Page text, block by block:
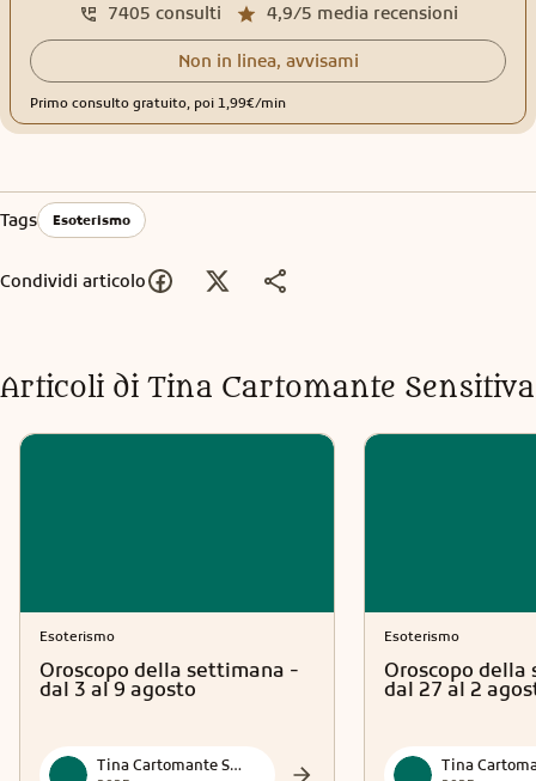
4,9/5 media recensioni
7405 consulti
Non in linea, avvisami
Primo consulto gratuito, poi 1,99€/min
Tags Esoterismo
Condividi articolo
Articoli di Tina Cartomante Sensitiva
Esoterismo
Oroscopo della settimana -
dal 3 al 9 agosto
Tina Cartomante Sensitiva
Esoterismo
Oroscopo
dal 27 al 2